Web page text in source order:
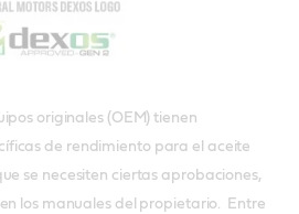
originales (OEM) tienen
de rendimiento para el aceite
se necesiten ciertas aprobaciones,
los manuales del propietario. Entre